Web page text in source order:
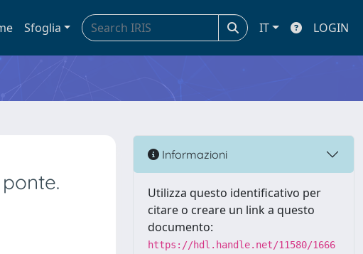
Sfoglia IT LOGIN
Informazioni
Utilizza questo identificativo per
citare o creare un link a questo
documento:
https://hdl.handle.net/11580/1666